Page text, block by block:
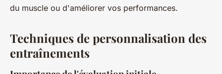
du muscle ou d'améliorer vos performances.
Techniques de personnalisation des
entraînements